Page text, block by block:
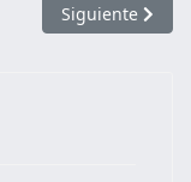
del Cantón
Artículo
Siguiente